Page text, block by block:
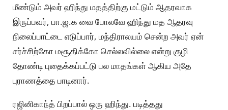
மீண்டும் அவர் ஹிந்து மதத்திற்கு மட்டும் ஆதரவாக
இருப்பவர், பா.ஜ.க வை போலவே ஹிந்து மத ஆதரவு
நிலைப்பாட்டை எடுப்பார், மந்திராலயம் சென்ற அவர் ஏன்
சர்ச்சிற்கோ மசூதிக்கோ செல்லவில்லை என்று குழி
தோண்டி புதைக்கப்பட்டு பல மாதங்கள் ஆகிய அதே
புராணத்தை பாடினார்.
ரஜினிகாந்த் பிறப்பால் ஒரு ஹிந்து. படித்தது